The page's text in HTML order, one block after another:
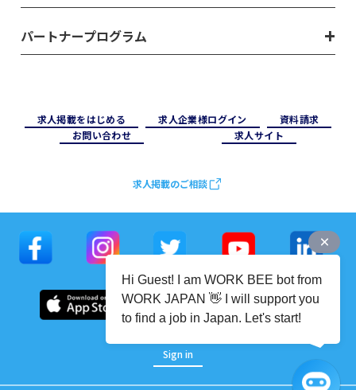
パートナープログラム
求⼈掲載をはじめる 求⼈企業様ログイン
資料請求
お問い合わせ
求⼈サイト
求人掲載のご相談
Sign in
Hi Guest! I am WORK BEE bot from
WORK JAPAN 👋 I will support you
to find a job in Japan. Let's start!